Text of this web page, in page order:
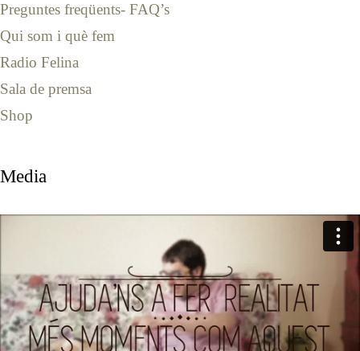
Preguntes freqüents- FAQ’s
Qui som i què fem
Radio Felina
Sala de premsa
Shop
Media